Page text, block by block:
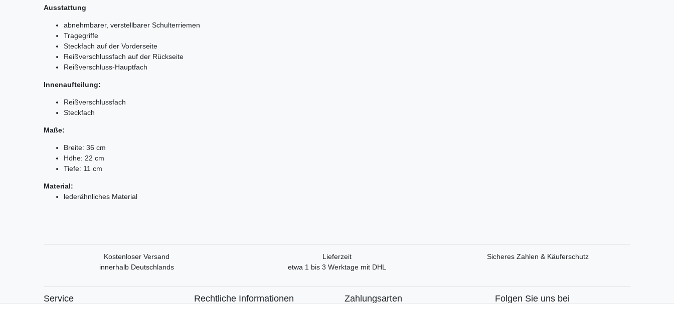
Ausstattung
abnehmbarer, verstellbarer Schulterriemen
Tragegriffe
Steckfach auf der Vorderseite
Reißverschlussfach auf der Rückseite
Reißverschluss-Hauptfach
Innenaufteilung:
Reißverschlussfach
Steckfach
Maße:
Breite: 36 cm
Höhe: 22 cm
Tiefe: 11 cm
Material:
lederähnliches Material
Kostenloser Versand
innerhalb Deutschlands
Lieferzeit
etwa 1 bis 3 Werktage mit DHL
Sicheres Zahlen & Käuferschutz
Service Rechtliche Informationen Zahlungsarten Folgen Sie uns bei